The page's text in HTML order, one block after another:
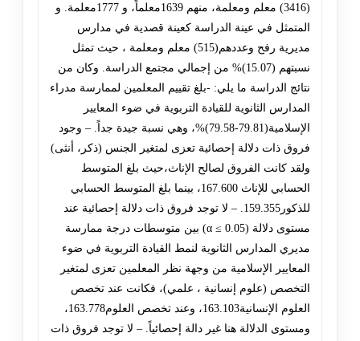
(3416) معلم ومعلمة، منهم 1639معلماً، و 1777معلمة. و
المتمثل في عينة الدراسة كعينة قصدية في مدارس
مديرية رفح وعددهم(515) معلم ومعلمة ، حيث تمثل
نسبتهم (15.07)% من إجمالي مجتمع الدراسة. وكان من
نتائج الدراسة ما يلي: -بلغ تقييم المعلمين لممارسة مدراء
المدارس الثانوية للقيادة التربوية في ضوء المعايير
الإسلامية(79.81-79.58)%، وهي نسبة جيدة جداً. – وجود
فروق ذات دلالة إحصائية تعزى لمتغير الجنس (ذكر، أنثى)
ولقد كانت الفروق لصالح الإناث،حيث بلغ المتوسط
الحسابي للإناث 167.600، بينما بلغ المتوسط الحسابي
للذكور159.355. – لا توجد فروق ذات دلالة إحصائية عند
مستوى دلالة (α ≤ 0.05) بين متوسطات درجة ممارسة
مديري المدارس الثانوية لنمط القيادة التربوية في ضوء
المعايير الإسلامية من وجهة نظر المعلمين تعزى لمتغير
التخصص (علوم إنسانية ، علمي)، فكانت عند تخصص
العلوم الإنسانية163.103، وعند تخصص العلوم163.778،
ومستوى الدلالة هنا غير دالة إحصائياً. – لا توجد فروق ذات